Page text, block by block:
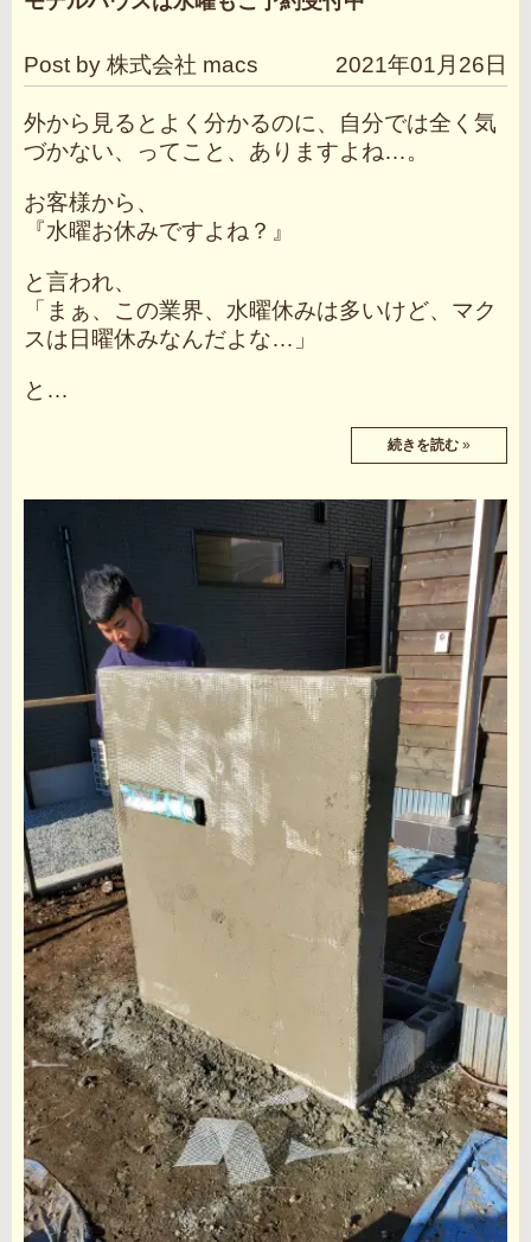
Post by 株式会社 macs 2021年01月26日
外から見るとよく分かるのに、自分では全く気
づかない、ってこと、ありますよね…。
お客様から、
『水曜お休みですよね？』
と言われ、
「まぁ、この業界、水曜休みは多いけど、マク
スは日曜休みなんだよな…」
と…
続きを読む »